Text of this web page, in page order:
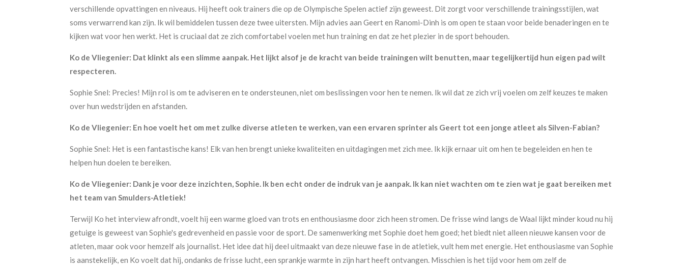
verschillende opvattingen en niveaus. Hij heeft ook trainers die op de Olympische Spelen actief zijn geweest. Dit zorgt voor verschillende trainingsstijlen, wat
soms verwarrend kan zijn. Ik wil bemiddelen tussen deze twee uitersten. Mijn advies aan Geert en Ranomi-Dinh is om open te staan voor beide benaderingen en te
kijken wat voor hen werkt. Het is cruciaal dat ze zich comfortabel voelen met hun training en dat ze het plezier in de sport behouden.
Ko de Vliegenier: Dat klinkt als een slimme aanpak. Het lijkt alsof je de kracht van beide trainingen wilt benutten, maar tegelijkertijd hun eigen pad wilt
respecteren.
Sophie Snel: Precies! Mijn rol is om te adviseren en te ondersteunen, niet om beslissingen voor hen te nemen. Ik wil dat ze zich vrij voelen om zelf keuzes te maken
over hun wedstrijden en afstanden.
Ko de Vliegenier: En hoe voelt het om met zulke diverse atleten te werken, van een ervaren sprinter als Geert tot een jonge atleet als Silven-Fabian?
Sophie Snel: Het is een fantastische kans! Elk van hen brengt unieke kwaliteiten en uitdagingen met zich mee. Ik kijk ernaar uit om hen te begeleiden en hen te
helpen hun doelen te bereiken.
Ko de Vliegenier: Dank je voor deze inzichten, Sophie. Ik ben echt onder de indruk van je aanpak. Ik kan niet wachten om te zien wat je gaat bereiken met
het team van Smulders-Atletiek!
Terwijl Ko het interview afrondt, voelt hij een warme gloed van trots en enthousiasme door zich heen stromen. De frisse wind langs de Waal lijkt minder koud nu hij
getuige is geweest van Sophie's gedrevenheid en passie voor de sport. De samenwerking met Sophie doet hem goed; het biedt niet alleen nieuwe kansen voor de
atleten, maar ook voor hemzelf als journalist. Het idee dat hij deel uitmaakt van deze nieuwe fase in de atletiek, vult hem met energie. Het enthousiasme van Sophie
is aanstekelijk, en Ko voelt dat hij, ondanks de frisse lucht, een sprankje warmte in zijn hart heeft ontvangen. Misschien is het tijd voor hem om zelf de